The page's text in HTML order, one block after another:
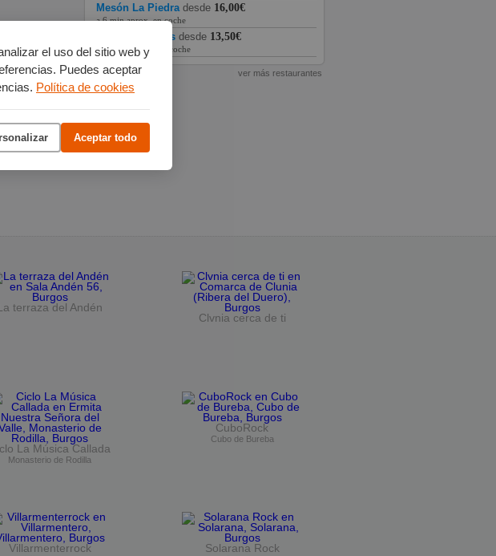
el uso del sitio web y
Puedes aceptar
Política de cookies
Aceptar todo
Mesón La Piedra desde 16,00€
a 6 min aprox. en coche
Hotel Las Vegas desde 13,50€
a 11 min aprox. en coche
ver más restaurantes
La terraza del Andén
Clvnia cerca de ti
La Música Callada
Monasterio de Rodilla
CuboRock
Cubo de Bureba
Villarmenterrock Solarana Rock